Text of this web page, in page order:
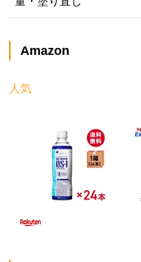
Amazon
人気